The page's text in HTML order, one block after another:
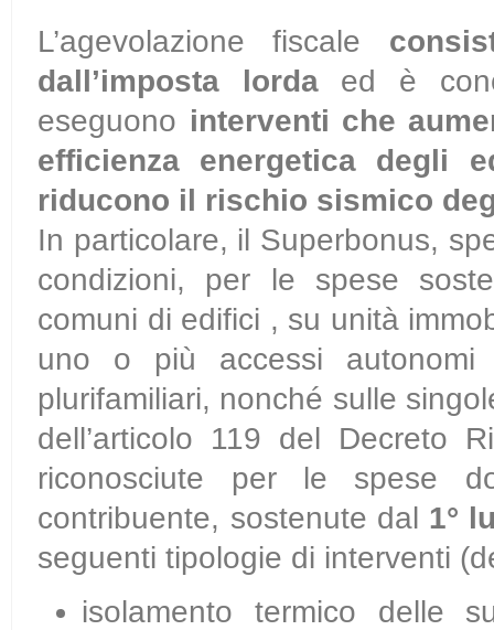
L’agevolazione fiscale
dall’imposta lordaed è
eseguono interventi che
efficienza energetica degli
riducono il rischio sismico
In particolare, il Superbonus,
condizioni, per le spese
comuni di edifici , su unità
uno o più accessi autonomi
plurifamiliari, nonché sulle
dell’articolo 119 del Decreto
riconosciute per le spese
contribuente, sostenute dal 1°
seguenti tipologie di interventi (
isolamento termico delle